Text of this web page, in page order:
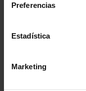
Preferencias
Estadística
Marketing